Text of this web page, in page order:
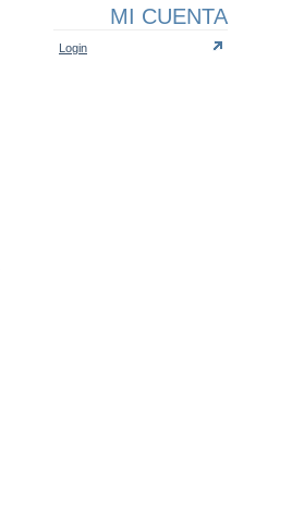
MI CUENTA
Login